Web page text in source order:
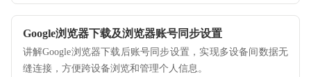
Google浏览器下载及浏览器账号同步设置
讲解Google浏览器下载后账号同步设置，实现多设备间数据无
缝连接，方便跨设备浏览和管理个人信息。